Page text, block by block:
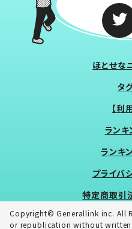
ほとせな
タ
【利
ラン
ランキ
プライバ
特定商取引
Copyright© Generallink inc. All
or republication without written